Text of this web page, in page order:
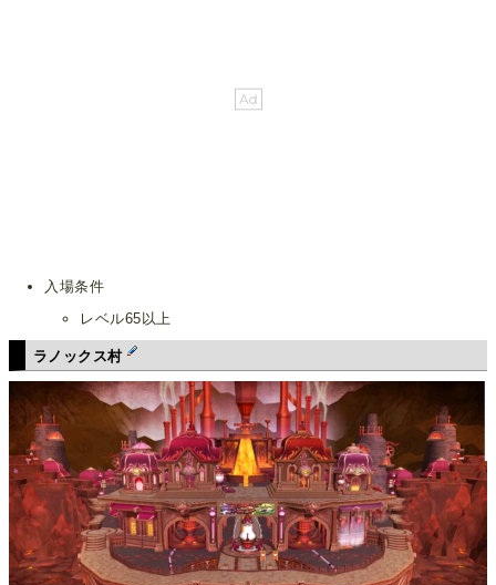
入場条件
レベル65以上
ラノックス村